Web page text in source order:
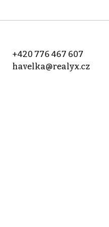
+420 776 467 607
havelka@realyx.cz